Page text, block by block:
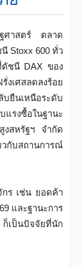
ฐศาสตร์ ตลาด
Stoxx 600 ทั่ว
ดัชนี DAX ของ
งเศสลดลงร้อย
บยืนเหนือระดับ
รงซื้อในฐานะ
งสหรัฐฯ จำกัด
กับสถานการณ์
ร เช่น ยอดค้า
และฐานะการ
เป็นปัจจัยที่นัก